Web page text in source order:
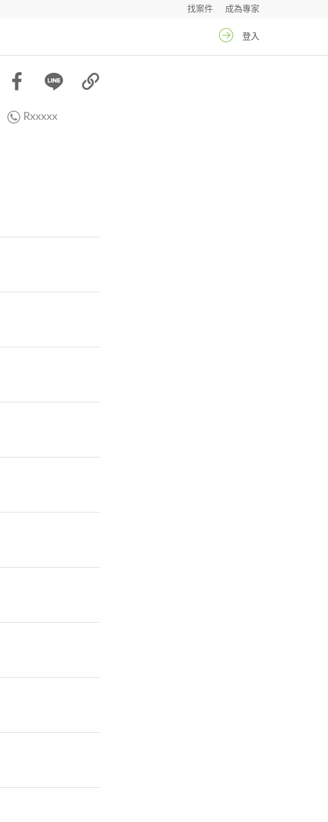
成為專家
找案件
登入
Rxxxxx